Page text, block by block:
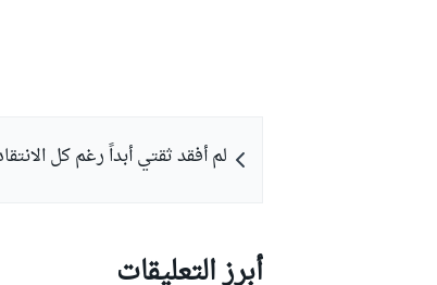
لم أفقد ثقتي أبداً رغم كل
أبرز التعليقات